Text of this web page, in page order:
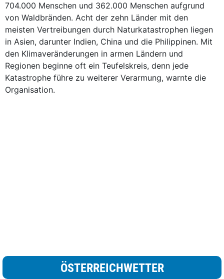
704.000 Menschen und 362.000 Menschen aufgrund
von Waldbränden. Acht der zehn Länder mit den
meisten Vertreibungen durch Naturkatastrophen liegen
in Asien, darunter Indien, China und die Philippinen. Mit
den Klimaveränderungen in armen Ländern und
Regionen beginne oft ein Teufelskreis, denn jede
Katastrophe führe zu weiterer Verarmung, warnte die
Organisation.
ÖSTERREICHWETTER